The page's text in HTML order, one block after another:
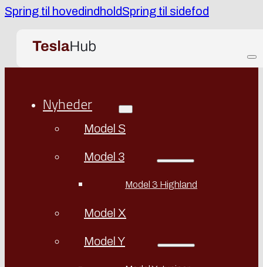
Spring til hovedindholdSpring til sidefod
Nyheder
Model S
Model 3
Model 3 Highland
Model X
Model Y